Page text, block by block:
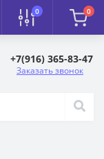
0 0
+7(916) 365-83-47
Заказать звонок